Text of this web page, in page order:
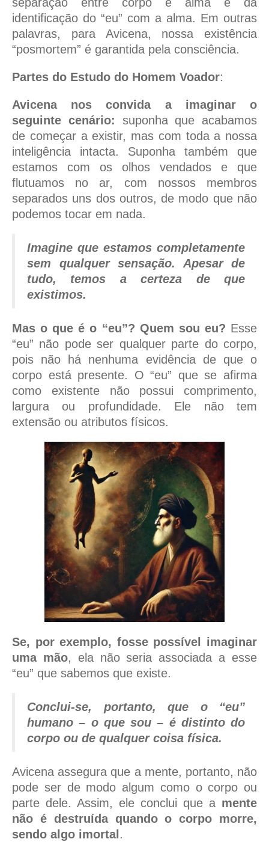
identificação do “eu” com a alma. Em outras
palavras, para Avicena, nossa existência
“posmortem” é garantida pela consciência.
Partes do Estudo do Homem Voador:
Avicena nos convida a imaginar o
seguinte cenário: suponha que acabamos
de começar a existir, mas com toda a nossa
inteligência intacta. Suponha também que
estamos com os olhos vendados e que
flutuamos no ar, com nossos membros
separados uns dos outros, de modo que não
podemos tocar em nada.
Imagine que estamos completamente
sem qualquer sensação. Apesar de
tudo, temos a certeza de que
existimos.
Mas o que é o “eu”? Quem sou eu? Esse
“eu” não pode ser qualquer parte do corpo,
pois não há nenhuma evidência de que o
corpo está presente. O “eu” que se afirma
como existente não possui comprimento,
largura ou profundidade. Ele não tem
extensão ou atributos físicos.
Se, por exemplo, fosse possível imaginar
uma mão, ela não seria associada a esse
“eu” que sabemos que existe.
Conclui-se, portanto, que o “eu”
humano – o que sou – é distinto do
corpo ou de qualquer coisa física.
Avicena assegura que a mente, portanto, não
pode ser de modo algum como o corpo ou
parte dele. Assim, ele conclui que a mente
não é destruída quando o corpo morre,
sendo algo imortal .